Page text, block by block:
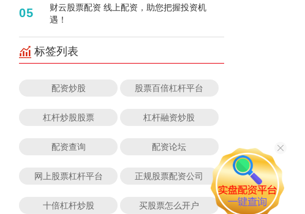
05
财云股票配资 线上配资，助您把握投资机
遇！
标签列表
配资炒股 股票百倍杠杆平台
杠杆炒股股票 杠杆融资炒股
配资查询 配资论坛
网上股票杠杆平台 正规股票配资公司
十倍杠杆炒股 买股票怎么开户